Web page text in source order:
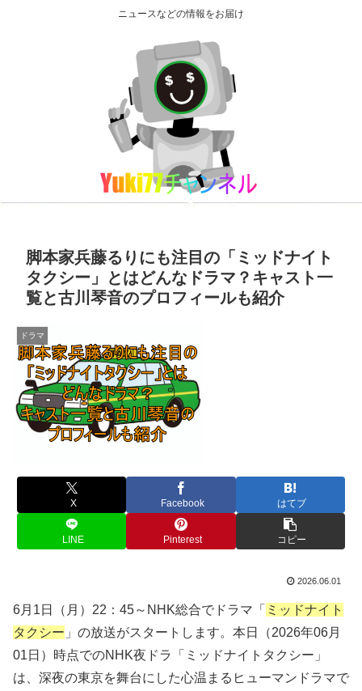
ニュースなどの情報をお届け
脚本家兵藤るりにも注目の「ミッドナイト
タクシー」とはどんなドラマ？キャスト一
覧と古川琴音のプロフィールも紹介
ドラマ
X Facebook はてブ
LINE Pinterest コピー
2026.06.01
6月1日（月）22：45～NHK総合でドラマ「 ミッドナイト
タクシー 」の放送がスタートします。本日（2026年06月
01日）時点でのNHK夜ドラ「ミッドナイトタクシー」
は、深夜の東京を舞台にした心温まるヒューマンドラマで